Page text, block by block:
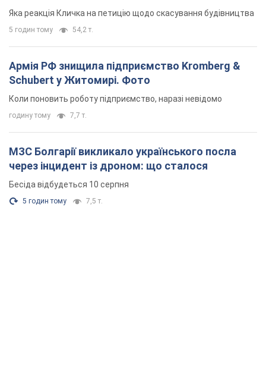
"московського вірянина"
Яка реакція Кличка на петицію щодо скасування будівництва
5 годин тому 54,2 т.
Армія РФ знищила підприємство Kromberg &
Schubert у Житомирі. Фото
Коли поновить роботу підприємство, наразі невідомо
годину тому 7,7 т.
МЗС Болгарії викликало українського посла
через інцидент із дроном: що сталося
Бесіда відбудеться 10 серпня
5 годин тому 7,5 т.